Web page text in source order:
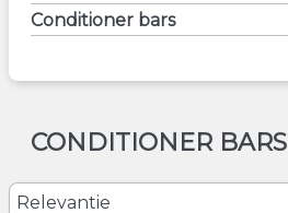
Conditioner bars
CONDITIONER BARS
Relevantie